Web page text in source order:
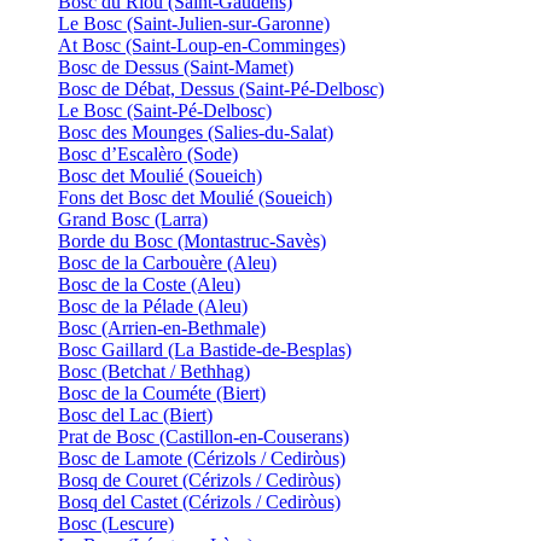
Le Bosc (Saint-Julien-sur-Garonne)
At Bosc (Saint-Loup-en-Comminges)
Bosc de Dessus (Saint-Mamet)
Bosc de Débat, Dessus (Saint-Pé-Delbosc)
Le Bosc (Saint-Pé-Delbosc)
Bosc des Mounges (Salies-du-Salat)
Bosc d’Escalèro (Sode)
Bosc det Moulié (Soueich)
Fons det Bosc det Moulié (Soueich)
Grand Bosc (Larra)
Borde du Bosc (Montastruc-Savès)
Bosc de la Carbouère (Aleu)
Bosc de la Coste (Aleu)
Bosc de la Pélade (Aleu)
Bosc (Arrien-en-Bethmale)
Bosc Gaillard (La Bastide-de-Besplas)
Bosc (Betchat / Bethhag)
Bosc de la Couméte (Biert)
Bosc del Lac (Biert)
Prat de Bosc (Castillon-en-Couserans)
Bosc de Lamote (Cérizols / Cediròus)
Bosq de Couret (Cérizols / Cediròus)
Bosq del Castet (Cérizols / Cediròus)
Bosc (Lescure)